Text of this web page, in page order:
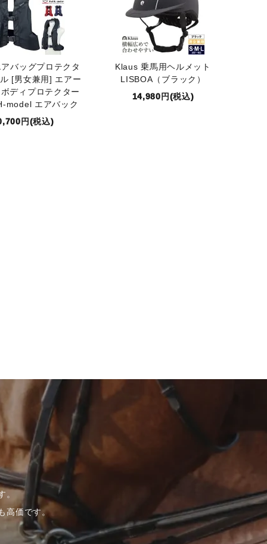
バッグプロテクタ
[男女兼用] エアー
ディプロテクター
model エアバック
円(税込)
Klaus 乗馬用ヘルメット
LISBOA（ブラック）
14,980円(税込)
。
高価です。